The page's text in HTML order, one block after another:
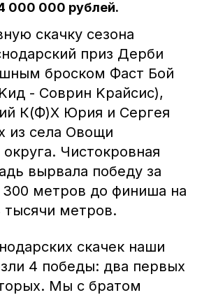
000 000 рублей.
скачку сезона
приз Дерби
броском Фаст Бой
- Coврин Kрайcиc),
К(Ф)Х Юрия и Сергея
из села Овощи
Чистокровная
вырвала победу за
300 метров до финиша на
тысячи метров.
скачек наши
4 победы: два первых
Мы с братом